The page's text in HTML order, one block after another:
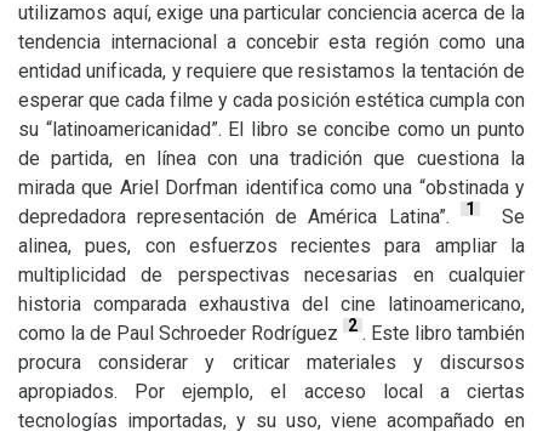
utilizamos aquí, exige una particular conciencia acerca de la
tendencia internacional a concebir esta región como una
entidad unificada, y requiere que resistamos la tentación de
esperar que cada filme y cada posición estética cumpla con
su “latinoamericanidad”. El libro se concibe como un punto
de partida, en línea con una tradición que cuestiona la
mirada que Ariel Dorfman identifica como una “obstinada y
depredadora representación de América Latina”.
1 Se
alinea, pues, con esfuerzos recientes para ampliar la
multiplicidad de perspectivas necesarias en cualquier
historia comparada exhaustiva del cine latinoamericano,
como la de Paul Schroeder Rodríguez
2 . Este libro también
procura considerar y criticar materiales y discursos
apropiados. Por ejemplo, el acceso local a ciertas
tecnologías importadas, y su uso, viene acompañado en